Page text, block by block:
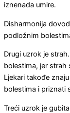
iznenada umire.
Disharmonija
podložnim
Drugi uzrok je
bolestima, jer
Ljekari takođe
bolestima i priznati
Treći uzrok je